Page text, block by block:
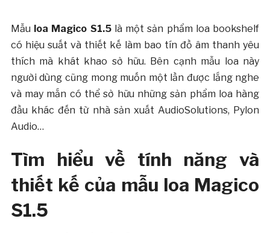
Mẫu loa Magico S1.5là một sản phẩm loa bookshelf
có hiệu suất và thiết kế làm bao tín đồ âm thanh yêu
thích mà khát khao sở hữu. Bên cạnh mẫu loa này
người dùng cũng mong muốn một lần được lắng nghe
và may mắn có thể sở hữu những sản phẩm loa hàng
đầu khác đến từ nhà sản xuất AudioSolutions, Pylon
Audio…
Tìm hiểu về tính năng và
thiết kế của mẫu loa Magico
S1.5